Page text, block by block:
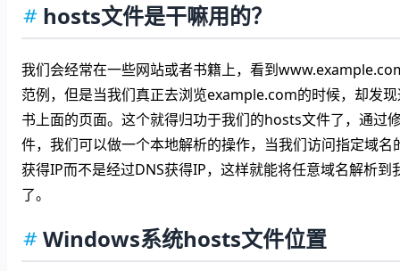
hosts文件是干嘛用的？
我们会经常在一些网站或者书籍上，看到
范例，但是当我们真正去浏览example.com的时候，却发
书上面的页面。这个就得归功于我们的hosts文件了，通过
件，我们可以做一个本地解析的操作，当我们访问指定域名
获得IP而不是经过DNS获得IP，这样就能将任意域名解析到
了。
Windows系统hosts文件位置